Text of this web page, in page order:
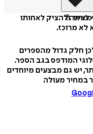
כמתנה?ולהציק לאחותו
לא מרוכז.
חלק גדול מהספרים
המודפס בגב הספר.
יש גם מבצעים מיוחדים
במחיר מעולה